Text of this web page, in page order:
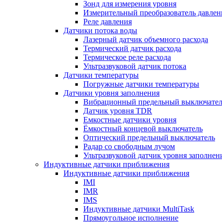
Зонд для измерения уровня
Измерительный преобразователь
Реле давления
Датчики потока воды
Лазерный датчик объемного расхода
Термический датчик расхода
Термическое реле расхода
Ультразвуковой датчик потока
Датчики температуры
Погружные датчики температуры
Датчики уровня заполнения
Вибрационный предельный
Датчик уровня TDR
Емкостные датчики уровня
Ёмкостный концевой выключатель
Оптический предельный выключатель
Радар со свободным лучом
Ультразвуковой датчик уровня
Индуктивные датчики приближения
Индуктивные датчики приближения
IMI
IMR
IMS
Индуктивные датчики MultiTask
Прямоугольное исполнение